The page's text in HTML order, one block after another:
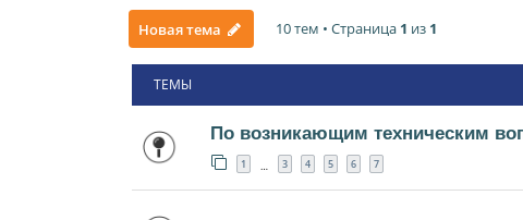
Новая тема 10 тем • Страница 1 из 1
ТЕМЫ
По возникающим техническим
1 3 4 5 6 7